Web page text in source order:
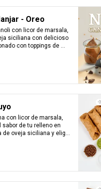
- Oreo
con licor de marsala,
siciliana con delicioso
con toppings de
con licor de marsala,
de tu relleno en
de oveja siciliana y elige
L